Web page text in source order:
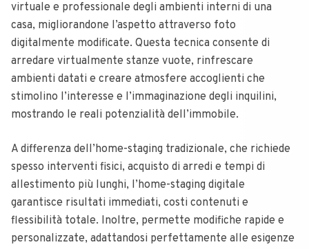
virtuale e professionale degli ambienti interni di una
casa, migliorandone l’aspetto attraverso foto
digitalmente modificate. Questa tecnica consente di
arredare virtualmente stanze vuote, rinfrescare
ambienti datati e creare atmosfere accoglienti che
stimolino l’interesse e l’immaginazione degli inquilini,
mostrando le reali potenzialità dell’immobile.
A differenza dell’home-staging tradizionale, che richiede
spesso interventi fisici, acquisto di arredi e tempi di
allestimento più lunghi, l’home-staging digitale
garantisce risultati immediati, costi contenuti e
flessibilità totale. Inoltre, permette modifiche rapide e
personalizzate, adattandosi perfettamente alle esigenze